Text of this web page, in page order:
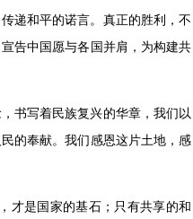
递和平的诺言。真正的胜利，不
告中国愿与各国并肩，为构建共
书写着民族复兴的华章，我们以
的奉献。我们感恩这片土地，感
才是国家的基石；只有共享的和